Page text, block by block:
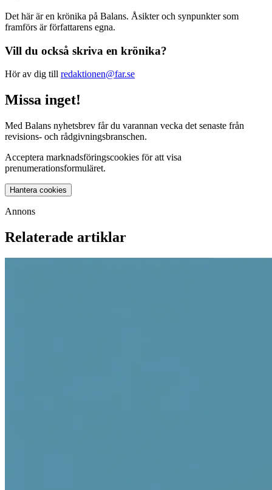
Det här är en krönika på Balans. Åsikter och synpunkter som
framförs är författarens egna.
Vill du också skriva en krönika?
Hör av dig till redaktionen@far.se
Missa inget!
Med Balans nyhetsbrev får du varannan vecka det senaste från
revisions- och rådgivningsbranschen.
Acceptera marknadsföringscookies för att visa
prenumerationsformuläret.
Hantera cookies
Annons
Relaterade artiklar